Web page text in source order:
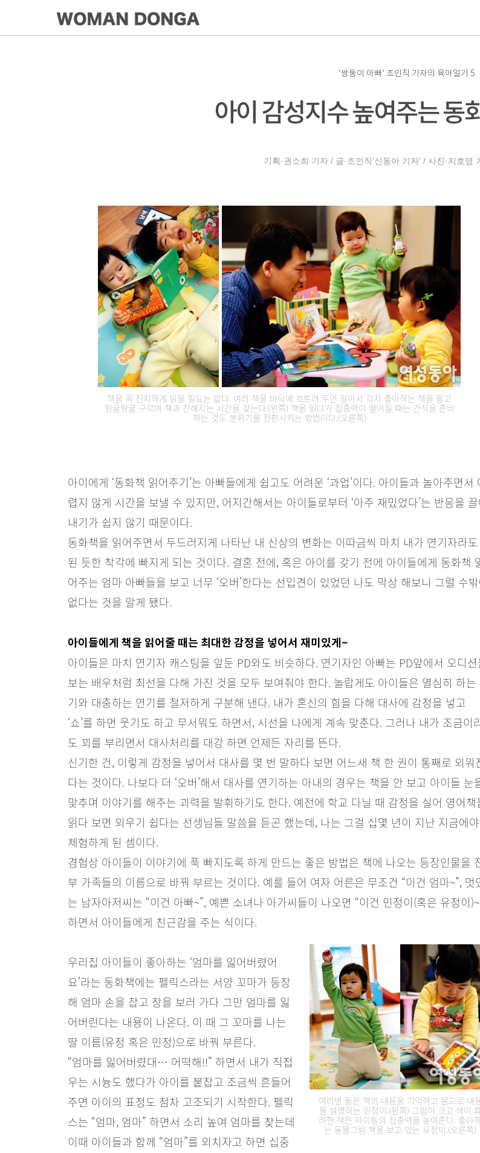
‘쌍둥이 아빠’ 조인직 기자의 육아일기 5
아이 감성지수 높여주는 동
기획·권소희 기자 / 글·조인직‘신동아 기자’ / 사진·지호영
책을 꼭 진지하게 읽을 필요는 없다. 여러 책을 바닥에 흐트려 두면 알아서 각자 좋아하는 책을 들고
뒹굴뒹굴 구르며 책과 친해지는 시간을 갖는다.(왼쪽) 책을 읽다가 집중력이 떨어질 때는 간식을 준비
하는 것도 분위기를 전환시키는 방법이다.(오른쪽)
아이에게 ‘동화책 읽어주기’는 아빠들에게 쉽고도 어려운 ‘과업’이다. 아이들과 놀아주면서
렵지 않게 시간을 보낼 수 있지만, 어지간해서는 아이들로부터 ‘아주 재밌었다’는 반응을 끌
내기가 쉽지 않기 때문이다.
동화책을 읽어주면서 두드러지게 나타난 내 신상의 변화는 이따금씩 마치 내가 연기자라도
된 듯한 착각에 빠지게 되는 것이다. 결혼 전에, 혹은 아이를 갖기 전에 아이들에게 동화책
어주는 엄마 아빠들을 보고 너무 ‘오버’한다는 선입견이 있었던 나도 막상 해보니 그럴 수
없다는 것을 알게 됐다.
아이들에게 책을 읽어줄 때는 최대한 감정을 넣어서 재미있게~
아이들은 마치 연기자 캐스팅을 앞둔 PD와도 비슷하다. 연기자인 아빠는 PD앞에서 오디션
보는 배우처럼 최선을 다해 가진 것을 모두 보여줘야 한다. 놀랍게도 아이들은 열심히 하는
기와 대충하는 연기를 철저하게 구분해 낸다. 내가 혼신의 힘을 다해 대사에 감정을 넣고
‘쇼’를 하면 웃기도 하고 무서워도 하면서, 시선을 나에게 계속 맞춘다. 그러나 내가 조금이
도 꾀를 부리면서 대사처리를 대강 하면 언제든 자리를 뜬다.
신기한 건, 이렇게 감정을 넣어서 대사를 몇 번 말하다 보면 어느새 책 한 권이 통째로 외워
다는 것이다. 나보다 더 ‘오버’해서 대사를 연기하는 아내의 경우는 책을 안 보고 아이들 눈
맞추며 이야기를 해주는 괴력을 발휘하기도 한다. 예전에 학교 다닐 때 감정을 실어 영어책
읽다 보면 외우기 쉽다는 선생님들 말씀을 듣곤 했는데, 나는 그걸 십몇 년이 지난 지금에야
체험하게 된 셈이다.
경험상 아이들이 이야기에 푹 빠지도록 하게 만드는 좋은 방법은 책에 나오는 등장인물을
부 가족들의 이름으로 바꿔 부르는 것이다. 예를 들어 여자 어른은 무조건 “이건 엄마~”, 멋
는 남자아저씨는 “이건 아빠~”, 예쁜 소녀나 아가씨들이 나오면 “이건 민정이(혹은 유정이
하면서 아이들에게 친근감을 주는 식이다.
여러번 들은 책의 내용을 기억하고 몸으로 내
을 설명하는 민정이.(왼쪽) 그림이 크고 색이
려한 책은 아이들의 집중력을 높여준다. 좋아
는 동물그림 책을 보고 있는 유정이.(오른쪽)
우리집 아이들이 좋아하는 ‘엄마를 잃어버렸어
요’라는 동화책에는 펠릭스라는 서양 꼬마가 등장
해 엄마 손을 잡고 장을 보러 가다 그만 엄마를 잃
어버린다는 내용이 나온다. 이 때 그 꼬마를 나는
딸 이름(유정 혹은 민정)으로 바꿔 부른다.
“엄마를 잃어버렸대… 어떡해!!” 하면서 내가 직접
우는 시늉도 했다가 아이를 붙잡고 조금씩 흔들어
주면 아이의 표정도 점차 고조되기 시작한다. 펠릭
스는 “엄마, 엄마” 하면서 소리 높여 엄마를 찾는데
이때 아이들과 함께 “엄마”를 외치자고 하면 십중